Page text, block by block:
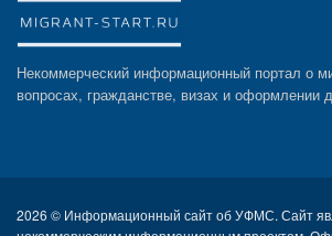
Некоммерческий информационный портал о
вопросах, гражданстве, визах и оформлении
2026 © Информационный сайт об УФМС. Сайт